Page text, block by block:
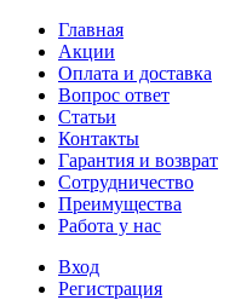
Главная
Акции
Оплата и доставка
Вопрос ответ
Статьи
Контакты
Гарантия и возврат
Сотрудничество
Преимущества
Работа у нас
Вход
Регистрация